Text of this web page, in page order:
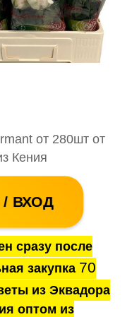
от 280шт от
Кения
/ ВХОД
сразу после
закупка 70
из Эквадора
оптом из